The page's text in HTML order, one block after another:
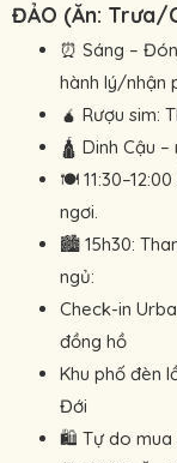
ĐẢO (Ăn: Trưa/
⏰ Sáng –
hành lý/nhận
🧉 Rượu sim:
🛕 Dinh Cậu
🍽
ngơi.
🏙 15h30:
ngủ:
Check-in
đồng hồ
Khu phố đèn
Đới
🛍 Tự do mua